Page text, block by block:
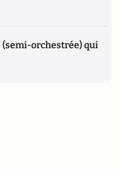
orchestrée) qui